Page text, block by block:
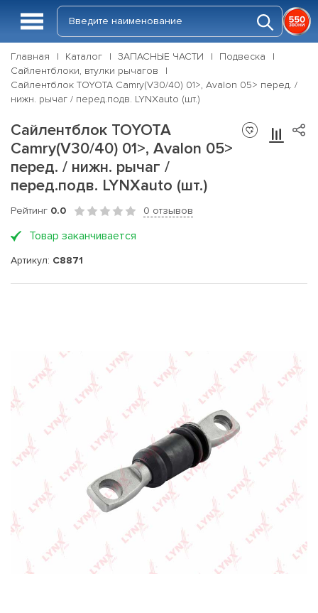
Главная Каталог ЗАПАСНЫЕ ЧАСТИ
Подвеска
Сайлентблоки, втулки рычагов
Сайлентблок TOYOTA Camry(V30/40) 01>, Avalon 05> перед. /
нижн. рычаг / перед.подв. LYNXauto (шт.)
Сайлентблок TOYOTA
Camry(V30/40) 01>, Avalon 05>
перед. / нижн. рычаг /
перед.подв. LYNXauto (шт.)
Рейтинг 0.0 0 отзывов
Товар заканчивается
Артикул: C8871